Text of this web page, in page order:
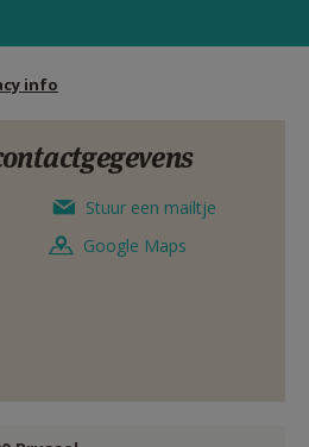
REGISTREREN
info
Stuur een mailtje
Google Maps